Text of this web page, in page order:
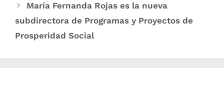
María Fernanda Rojas es la nueva
subdirectora de Programas y Proyectos de
Prosperidad Social